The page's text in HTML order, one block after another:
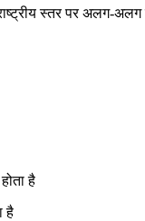
स्तर पर अलग-
है
है